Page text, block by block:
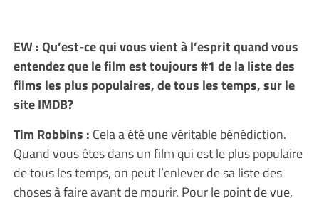
EW : Qu’est-ce qui vous vient à l’esprit quand vous
entendez que le film est toujours #1 de la liste des
films les plus populaires, de tous les temps, sur le
site IMDB?
Tim Robbins : Cela a été une véritable bénédiction.
Quand vous êtes dans un film qui est le plus populaire
de tous les temps, on peut l’enlever de sa liste des
choses à faire avant de mourir. Pour le point de vue,